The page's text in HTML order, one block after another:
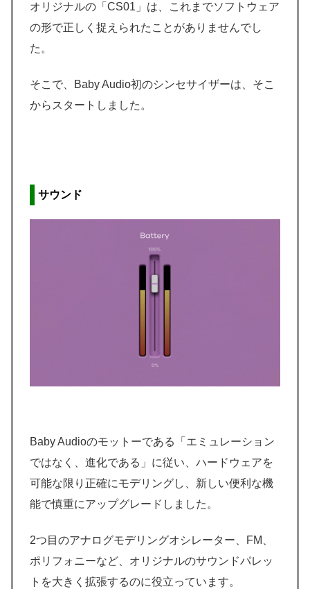
オリジナルの「CS01」は、これまでソフトウェア
の形で正しく捉えられたことがありませんでし
た。
そこで、Baby Audio初のシンセサイザーは、そこ
からスタートしました。
サウンド
Baby Audioのモットーである「エミュレーション
ではなく、進化である」に従い、ハードウェアを
可能な限り正確にモデリングし、新しい便利な機
能で慎重にアップグレードしました。
2つ目のアナログモデリングオシレーター、FM、
ポリフォニーなど、オリジナルのサウンドパレッ
トを大きく拡張するのに役立っています。